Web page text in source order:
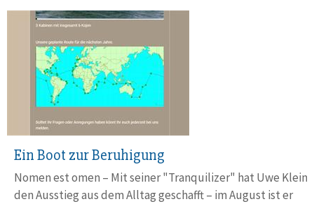
Ein Boot zur Beruhigung
Nomen est omen – Mit seiner "Tranquilizer" hat Uwe Klein
den Ausstieg aus dem Alltag geschafft – im August ist er